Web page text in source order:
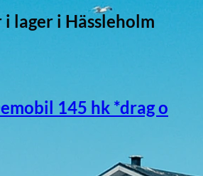
i lager i Hässleholm
145 hk *drag o